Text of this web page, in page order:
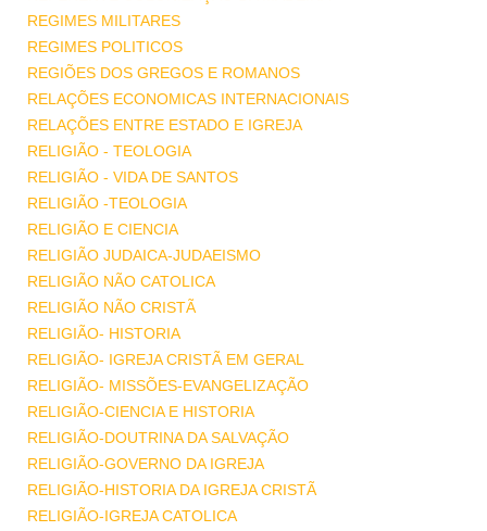
REGIMES MILITARES
REGIMES POLITICOS
REGIÕES DOS GREGOS E ROMANOS
RELAÇÕES ECONOMICAS INTERNACIONAIS
RELAÇÕES ENTRE ESTADO E IGREJA
RELIGIÃO - TEOLOGIA
RELIGIÃO - VIDA DE SANTOS
RELIGIÃO -TEOLOGIA
RELIGIÃO E CIENCIA
RELIGIÃO JUDAICA-JUDAEISMO
RELIGIÃO NÃO CATOLICA
RELIGIÃO NÃO CRISTÃ
RELIGIÃO- HISTORIA
RELIGIÃO- IGREJA CRISTÃ EM GERAL
RELIGIÃO- MISSÕES-EVANGELIZAÇÃO
RELIGIÃO-CIENCIA E HISTORIA
RELIGIÃO-DOUTRINA DA SALVAÇÃO
RELIGIÃO-GOVERNO DA IGREJA
RELIGIÃO-HISTORIA DA IGREJA CRISTÃ
RELIGIÃO-IGREJA CATOLICA